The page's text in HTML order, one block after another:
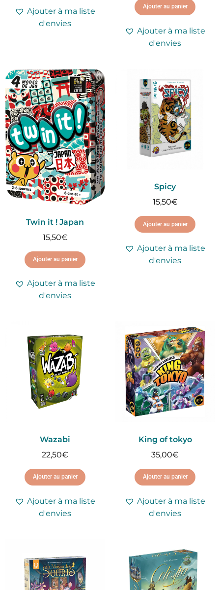
Ajouter à ma liste
d'envies
Ajouter au panier
Ajouter à ma liste
d'envies
Twin it ! Japan
15,50€
Ajouter au panier
Ajouter à ma liste
d'envies
Spicy
15,50€
Ajouter au panier
Ajouter à ma liste
d'envies
Wazabi
22,50€
Ajouter au panier
Ajouter à ma liste
d'envies
King of tokyo
35,00€
Ajouter au panier
Ajouter à ma liste
d'envies